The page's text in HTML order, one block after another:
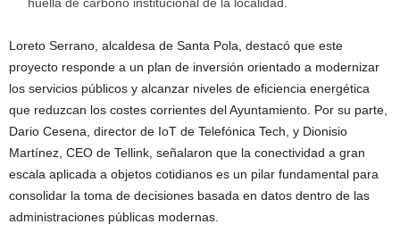
huella de carbono institucional de la localidad.
Loreto Serrano, alcaldesa de Santa Pola, destacó que este
proyecto responde a un plan de inversión orientado a modernizar
los servicios públicos y alcanzar niveles de eficiencia energética
que reduzcan los costes corrientes del Ayuntamiento. Por su parte,
Dario Cesena, director de IoT de Telefónica Tech, y Dionisio
Martínez, CEO de Tellink, señalaron que la conectividad a gran
escala aplicada a objetos cotidianos es un pilar fundamental para
consolidar la toma de decisiones basada en datos dentro de las
administraciones públicas modernas.